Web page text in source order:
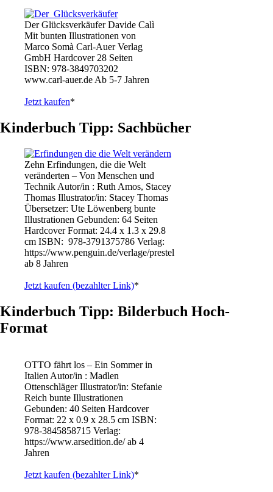
Der Glücksverkäufer Davide Calì
Mit bunten Illustrationen von
Marco Somà Carl-Auer Verlag
GmbH Hardcover 28 Seiten
ISBN: 978-3849703202
www.carl-auer.de Ab 5-7 Jahren
Jetzt kaufen*
Kinderbuch Tipp: Sachbücher
Zehn Erfindungen, die die Welt
veränderten – Von Menschen und
Technik Autor/in : Ruth Amos, Stacey
Thomas Illustrator/in: Stacey Thomas
Übersetzer: Ute Löwenberg bunte
Illustrationen Gebunden: 64 Seiten
Hardcover Format: 24.4 x 1.3 x 29.8
cm ISBN: ‎ 978-3791375786 Verlag:
https://www.penguin.de/verlage/prestel
ab 8 Jahren
Jetzt kaufen (bezahlter Link)*
Kinderbuch Tipp: Bilderbuch Hoch-
Format
OTTO fährt los – Ein Sommer in
Italien Autor/in : Madlen
Ottenschläger Illustrator/in: Stefanie
Reich bunte Illustrationen
Gebunden: 40 Seiten Hardcover
Format: 22 x 0.9 x 28.5 cm ISBN: ‎
978-3845858715 Verlag:
https://www.arsedition.de/ ab 4
Jahren
Jetzt kaufen (bezahlter Link)*